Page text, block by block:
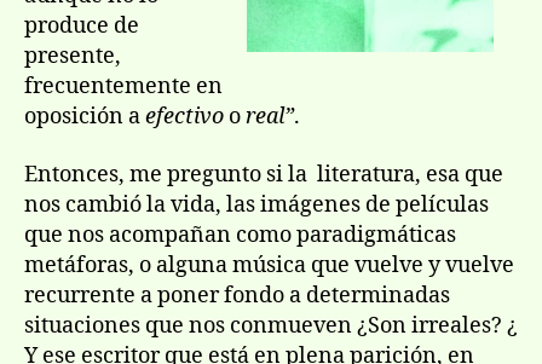
produce de
presente,
frecuentemente en
oposición aefectivo oreal”.
Entonces, me pregunto si la literatura, esa que
nos cambió la vida, las imágenes de películas
que nos acompañan como paradigmáticas
metáforas, o alguna música que vuelve y vuelve
recurrente a poner fondo a determinadas
situaciones que nos conmueven ¿Son irreales? ¿
Y ese escritor que está en plena parición, en